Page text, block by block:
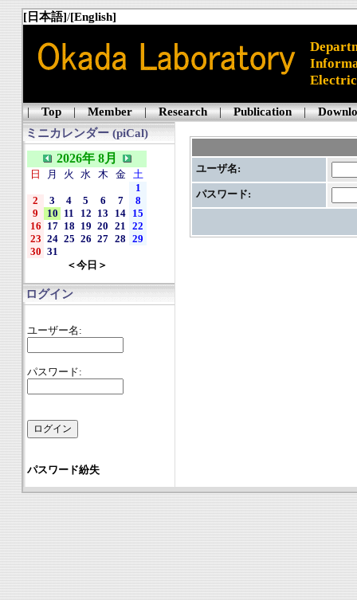
[日本語]/[English]
|Top|Member|Research|Publication|
ミニカレンダー (piCal)
2026年 8月
日 月 火 水 木 金
土
1
2
3 4 5 6 7
8
9
10 11 12 13 14 15
16 17 18 19 20 21
22
23 24 25 26 27 28
29
30 31
＜今日＞
ログイン
ユーザー名:
パスワード:
パスワード紛失
ユーザ名:
パスワード: